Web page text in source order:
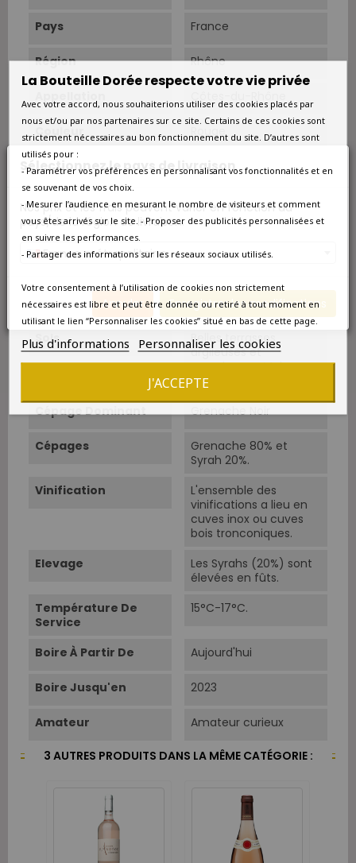
Sélectionnez le pays de livraison
Nos prix et les frais peuvent varier en fonction du
pays/de la région de livraison.
France métropolitaine
Annuler Enregistrer les modifications
Pays France
Région Rhône
Couleur
Type Rouge
Situation
Au cœur du vignoble
historique, au sud-
ouest du vieux village,
Sainte Cécile-les-
Superficie
14 ha.
Sols
Belles terrasses
argileuses et
graveleuses. Molasses
sableuses.
Cépage Dominant
Grenache Noir
Cépages
Grenache 80% et
Syrah 20%.
Vinification
L'ensemble des
vinifications a lieu en
cuves inox ou cuves
bois tronconiques.
Elevage
Les Syrahs (20%) sont
élevées en fûts.
Température De
Service
15°C-17°C.
Boire À Partir De Aujourd'hui
Boire Jusqu'en 2023
Amateur Amateur curieux
3 AUTRES PRODUITS DANS LA MÊME CATÉGORIE :
La Bouteille Dorée respecte votre vie privée
Avec votre accord, nous souhaiterions utiliser des cookies placés par
nous et/ou par nos partenaires sur ce site. Certains de ces cookies sont
strictement nécessaires au bon fonctionnement du site. D’autres sont
utilisés pour :
- Paramétrer vos préférences en personnalisant vos fonctionnalités et en
se souvenant de vos choix.
- Mesurer l’audience en mesurant le nombre de visiteurs et comment
vous êtes arrivés sur le site. - Proposer des publicités personnalisées et
en suivre les performances.
- Partager des informations sur les réseaux sociaux utilisés.
Votre consentement à l’utilisation de cookies non strictement
nécessaires est libre et peut être donnée ou retiré à tout moment en
utilisant le lien “Personnaliser les cookies” situé en bas de cette page.
Plus d'informations Personnaliser les cookies
J'ACCEPTE